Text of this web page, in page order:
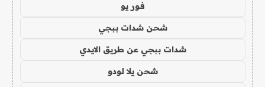
فور يو
شحن شدات ببجي
شدات ببجي عن طريق الايدي
شحن يلا لودو